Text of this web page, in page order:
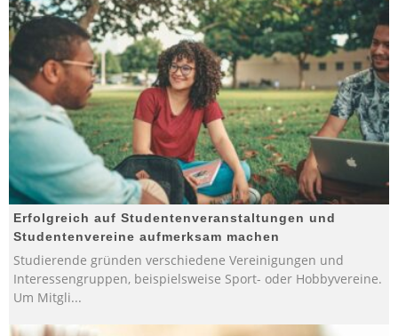
Erfolgreich auf Studentenveranstaltungen und
Studentenvereine aufmerksam machen
Studierende gründen verschiedene Vereinigungen und
Interessengruppen, beispielsweise Sport- oder Hobbyvereine.
Um Mitgli...